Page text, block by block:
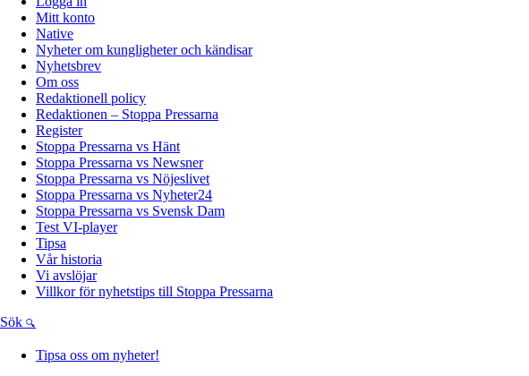
Mitt konto
Native
Nyheter om kungligheter och kändisar
Nyhetsbrev
Om oss
Redaktionell policy
Redaktionen – Stoppa Pressarna
Register
Stoppa Pressarna vs Hänt
Stoppa Pressarna vs Newsner
Stoppa Pressarna vs Nöjeslivet
Stoppa Pressarna vs Nyheter24
Stoppa Pressarna vs Svensk Dam
Test VI-player
Tipsa
Vår historia
Vi avslöjar
Villkor för nyhetstips till Stoppa Pressarna
Sök
Tipsa oss om nyheter!